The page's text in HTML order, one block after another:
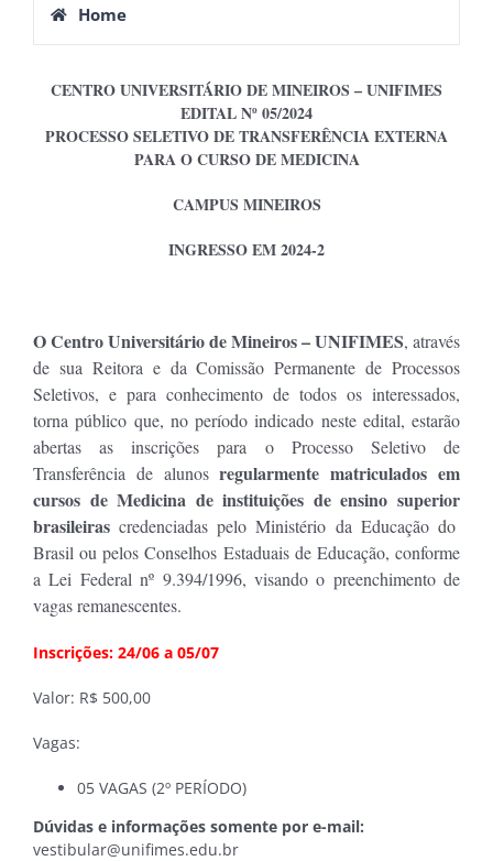
Home
CENTRO UNIVERSITÁRIO DE MINEIROS – UNIFIMES
EDITAL Nº 05/2024
PROCESSO SELETIVO DE TRANSFERÊNCIA EXTERNA
PARA O CURSO DE MEDICINA
CAMPUS MINEIROS
INGRESSO EM 2024-2
O Centro Universitário de Mineiros – UNIFIMES, através
de sua Reitora e da Comissão Permanente de Processos
Seletivos, e para conhecimento de todos os interessados,
torna público que, no período indicado neste edital, estarão
abertas as inscrições para o Processo Seletivo de
Transferência de alunosregularmente matriculados em
cursos de Medicina de instituições de ensino superior
brasileiras credenciadas pelo Ministério da Educação do
Brasil ou pelos Conselhos Estaduais de Educação, conforme
a Lei Federal nº 9.394/1996, visando o preenchimento de
vagas remanescentes.
Inscrições: 24/06 a 05/07
Valor: R$ 500,00
Vagas:
05 VAGAS (2º PERÍODO)
Dúvidas e informações somente por e-mail:
vestibular@unifimes.edu.br